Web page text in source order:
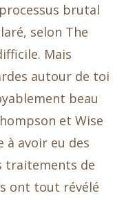
brutal
selon The
Mais
autour de toi
beau
et Wise
à avoir eu des
traitements de
ont tout révélé